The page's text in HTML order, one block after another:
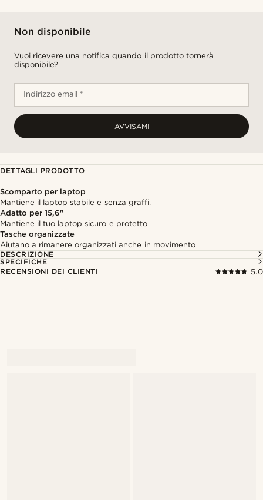
Non disponibile
Vuoi ricevere una notifica quando il prodotto tornerà
disponibile?
Indirizzo email *
AVVISAMI
DETTAGLI PRODOTTO
Scomparto per laptop
Mantiene il laptop stabile e senza graffi.
Adatto per 15,6"
Mantiene il tuo laptop sicuro e protetto
Tasche organizzate
Aiutano a rimanere organizzati anche in movimento
DESCRIZIONE
SPECIFICHE
RECENSIONI DEI CLIENTI
5.0